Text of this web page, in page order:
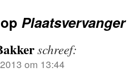
schreef:
om 13:44